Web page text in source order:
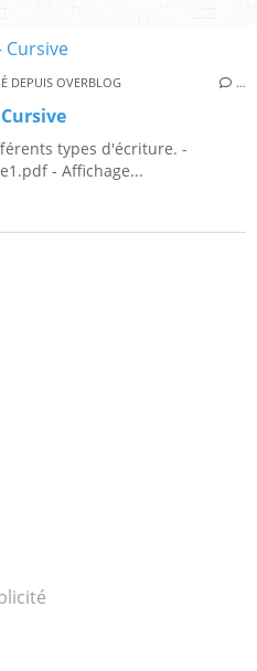
DEPUIS OVERBLOG …
types d'écriture. -
- Affichage...